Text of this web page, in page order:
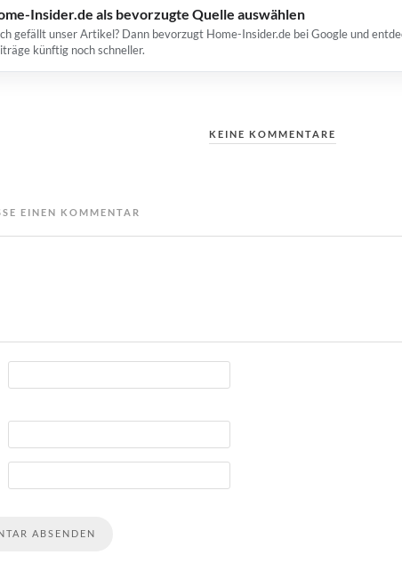
Insider.de als bevorzugte Quelle auswählen
gefällt unser Artikel? Dann bevorzugt Home-Insider.de bei Google und
künftig noch schneller.
KEINE KOMMENTARE
EINEN KOMMENTAR